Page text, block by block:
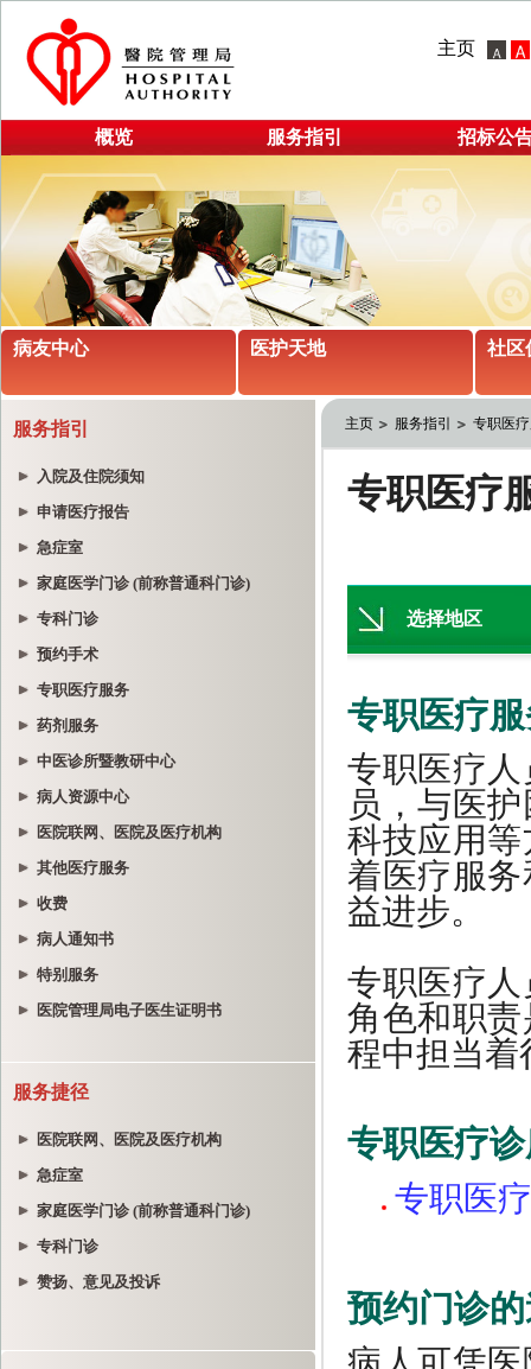
主页
概览 服务指引 招标公
病友中心 医护天地 社区
服务指引
入院及住院须知
申请医疗报告
急症室
家庭医学门诊 (前称普通科门诊)
专科门诊
预约手术
专职医疗服务
药剂服务
中医诊所暨教研中心
病人资源中心
医院联网、医院及医疗机构
其他医疗服务
收费
病人通知书
特别服务
医院管理局电子医生证明书
服务捷径
医院联网、医院及医疗机构
急症室
家庭医学门诊 (前称普通科门诊)
专科门诊
赞扬、意见及投诉
主页 服务指引 专职医